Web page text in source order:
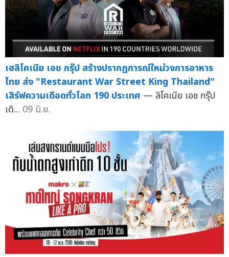
เฮลิโคเนีย เอช กรุ๊ป สร้างปรากฏการณ์ใหม่วงการอาหาร
ไทย ส่ง "Restaurant War Street King Thailand"
เสิร์ฟความเดือดทั่วโลก 190 ประเทศ — ลิโคเนีย เอช กรุ๊ป
เดิ... 09 มิ.ย.